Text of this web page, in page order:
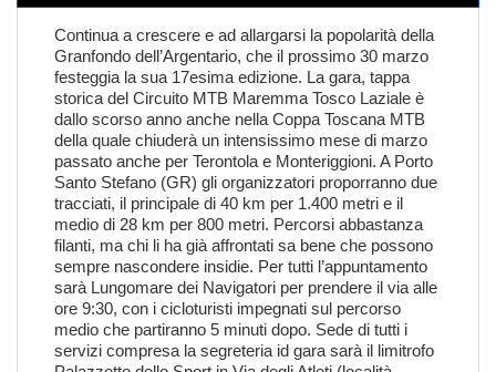
Continua a crescere e ad allargarsi la popolarità della
Granfondo dell’Argentario, che il prossimo 30 marzo
festeggia la sua 17esima edizione. La gara, tappa
storica del Circuito MTB Maremma Tosco Laziale è
dallo scorso anno anche nella Coppa Toscana MTB
della quale chiuderà un intensissimo mese di marzo
passato anche per Terontola e Monteriggioni. A Porto
Santo Stefano (GR) gli organizzatori proporranno due
tracciati, il principale di 40 km per 1.400 metri e il
medio di 28 km per 800 metri. Percorsi abbastanza
filanti, ma chi li ha già affrontati sa bene che possono
sempre nascondere insidie. Per tutti l’appuntamento
sarà Lungomare dei Navigatori per prendere il via alle
ore 9:30, con i cicloturisti impegnati sul percorso
medio che partiranno 5 minuti dopo. Sede di tutti i
servizi compresa la segreteria id gara sarà il limitrofo